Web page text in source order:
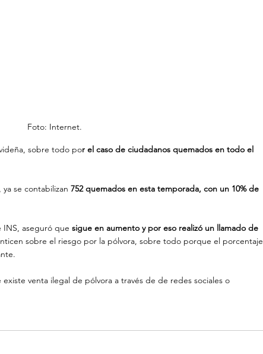
Foto: Internet.
sobre todo por el caso de ciudadanos quemados en todo el
, ya se contabilizan 752 quemados en esta temporada, con un 10% de
INS, aseguró que sigue en aumento y por eso realizó un llamado de
sobre el riesgo por la pólvora, sobre todo porque el porcentaje
venta ilegal de pólvora a través de de redes sociales o